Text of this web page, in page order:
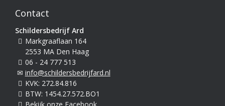
Contact
Schildersbedrijf Ard
Markgraaflaan 164
2553 MA Den Haag
06 - 24 777 513
info@schildersbedrijfard.nl
KVK: 272.84.816
BTW: 1454.27.572.BO1